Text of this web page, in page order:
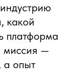
какой
платформа
миссия —
а опыт